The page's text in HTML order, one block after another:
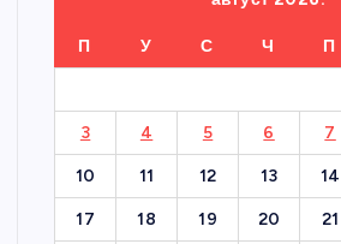
П У С Ч П
3 4 5 6 7
10 11 12 13 14
17 18 19 20 21